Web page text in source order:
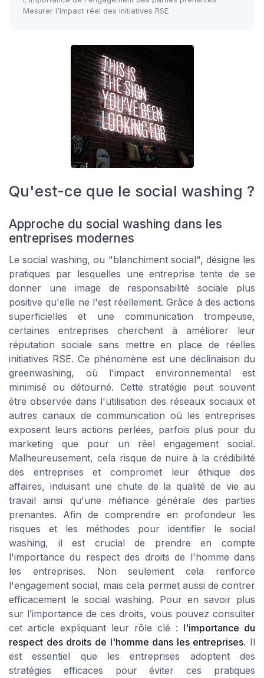
Mesurer l'impact réel des initiatives RSE
Qu'est-ce que le social washing ?
Approche du social washing dans les
entreprises modernes
Le social washing, ou "blanchiment social", désigne les
pratiques par lesquelles une entreprise tente de se
donner une image de responsabilité sociale plus
positive qu'elle ne l'est réellement. Grâce à des actions
superficielles et une communication trompeuse,
certaines entreprises cherchent à améliorer leur
réputation sociale sans mettre en place de réelles
initiatives RSE. Ce phénomène est une déclinaison du
greenwashing, où l'impact environnemental est
minimisé ou détourné. Cette stratégie peut souvent
être observée dans l'utilisation des réseaux sociaux et
autres canaux de communication où les entreprises
exposent leurs actions perlées, parfois plus pour du
marketing que pour un réel engagement social.
Malheureusement, cela risque de nuire à la crédibilité
des entreprises et compromet leur éthique des
affaires, induisant une chute de la qualité de vie au
travail ainsi qu'une méfiance générale des parties
prenantes. Afin de comprendre en profondeur les
risques et les méthodes pour identifier le social
washing, il est crucial de prendre en compte
l'importance du respect des droits de l'homme dans
les entreprises. Non seulement cela renforce
l'engagement social, mais cela permet aussi de contrer
efficacement le social washing. Pour en savoir plus
sur l’importance de ces droits, vous pouvez consulter
cet article expliquant leur rôle clé : l'importance du
respect des droits de l'homme dans les entreprises. Il
est essentiel que les entreprises adoptent des
stratégies efficaces pour éviter ces pratiques